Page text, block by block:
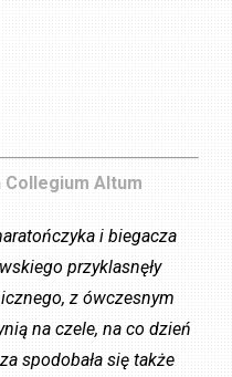
Collegium Altum
i biegacza
przyklasnęły
z ówczesnym
na czele, na co dzień
spodobała się także